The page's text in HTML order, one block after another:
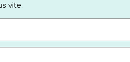
vite.